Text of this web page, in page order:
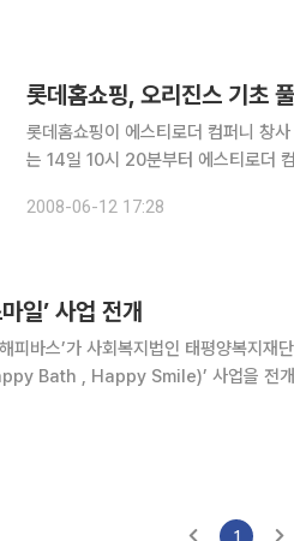
롯데홈쇼핑, 오리진스 기초
롯데홈쇼핑이 에스티로더 컴퍼니 창
는 14일 10시 20분부터 에스티로더
링클크림 기초 4종에 나이트 마스크,
2008-06-12 17:28
일’ 사업 전개
피바스’가 사회복지법인 태평양복지
Smile)’ 사업을 전개한다고 16일 밝혔다. ‘해피 바
1